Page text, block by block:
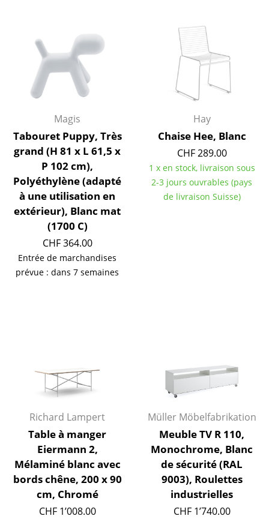
Lits doubles
Lits simples
Lits enfants
Tables de chevet et Accessoires de lit
... voir tous les lits
Accessoires
Horloges
Miroirs
Figurines & Miniatures
Boîtes de rangement
Couvertures
Coussins
Tapis
Rideaux
... voir tous les accessoires
Magis
Tabouret Puppy, Très
grand (H 81 x L 61,5 x
P 102 cm),
Polyéthylène (adapté
à une utilisation en
extérieur), Blanc mat
(1700 C)
CHF 364.00
Entrée de marchandises
prévue : dans 7 semaines
Hay
Chaise Hee, Blanc
CHF 289.00
1 x en stock, livraison sous
2-3 jours ouvrables (pays
de livraison Suisse)
Richard Lampert
Table à manger
Eiermann 2,
Mélaminé blanc avec
bords chêne, 200 x 90
cm, Chromé
CHF 1’008.00
Müller Möbelfabrikation
Meuble TV R 110,
Monochrome, Blanc
de sécurité (RAL
9003), Roulettes
industrielles
CHF 1’740.00